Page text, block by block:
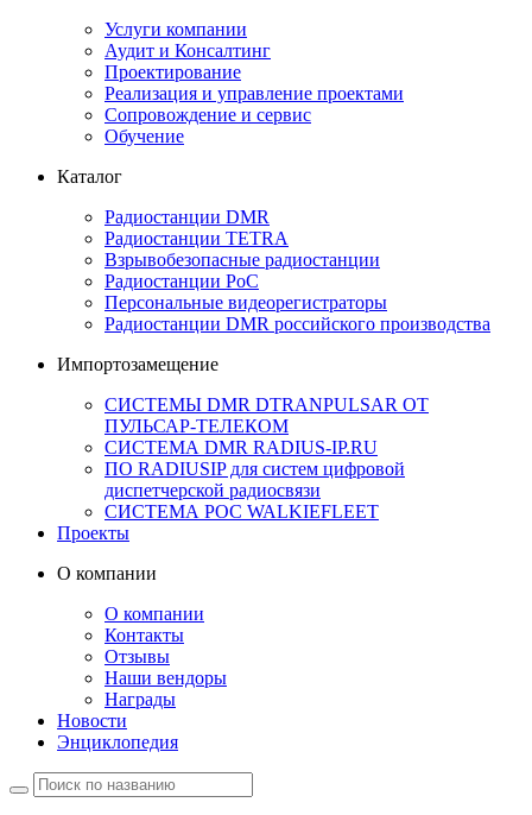
Услуги компании
Аудит и Консалтинг
Проектирование
Реализация и управление проектами
Сопровождение и сервис
Обучение
Каталог
Радиостанции DMR
Радиостанции TETRA
Взрывобезопасные радиостанции
Радиостанции PoC
Персональные видеорегистраторы
Радиостанции DMR российского производства
Импортозамещение
СИСТЕМЫ DMR DTRANPULSAR ОТ
ПУЛЬСАР-ТЕЛЕКОМ
СИСТЕМА DMR RADIUS-IP.RU
ПО RADIUSIP для систем цифровой
диспетчерской радиосвязи
CИСТЕМА POC WALKIEFLEET
Проекты
О компании
О компании
Контакты
Отзывы
Наши вендоры
Награды
Новости
Энциклопедия